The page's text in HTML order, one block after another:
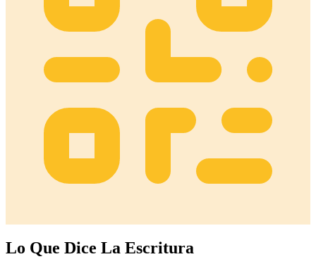
Lo Que Dice La Escritura